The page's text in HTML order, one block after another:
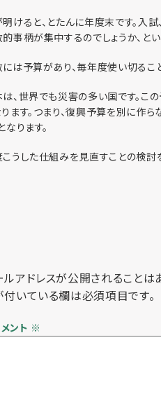
けると、とたんに年度末です。入
事柄が集中するのでしょうか、と
は予算があり、毎年度使い切るこ
は、世界でも災害の多い国です。こ
ます。つまり、復興予算を別に作
なります。
うした仕組みを見直すことの検討
ルアドレスが公開されることは
付いている欄は必須項目です。
ント ※